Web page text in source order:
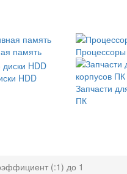
память
HDD
Запчасти
ПК
(:1) до 1